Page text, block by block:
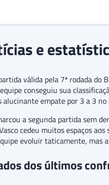
e
válida pela 7ª rodada
conseguiu sua
empate por 3 a 3
a segunda partida sem
cedeu muitos espaços
evoluir taticamente, mas
dos últimos